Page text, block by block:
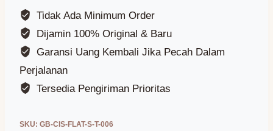
Tidak Ada Minimum Order
Dijamin 100% Original & Baru
Garansi Uang Kembali Jika Pecah Dalam
Perjalanan
Tersedia Pengiriman Prioritas
SKU: GB-CIS-FLAT-S-T-006